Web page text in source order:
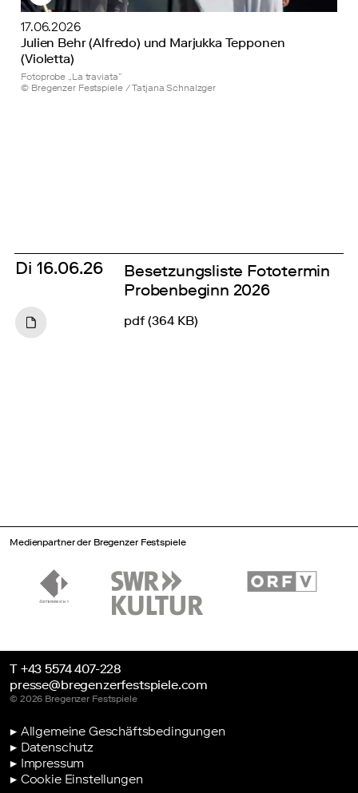
17.06.2026
Julien Behr (Alfredo) und Marjukka Tepponen
(Violetta)
Fotoprobe „La traviata”
© Bregenzer Festspiele / Tatjana Schnalzger
Di 16.06.26
Besetzungsliste Fototermin
Probenbeginn 2026
pdf (364 KB)
Medienpartner der Bregenzer Festspiele
T +43 5574 407-228
presse@bregenzerfestspiele.com
© 2026 Bregenzer Festspiele
▶ Allgemeine Geschäftsbedingungen
▶ Datenschutz
▶ Impressum
▶ Cookie Einstellungen